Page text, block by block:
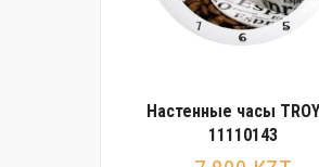
Настенные часы
11110143